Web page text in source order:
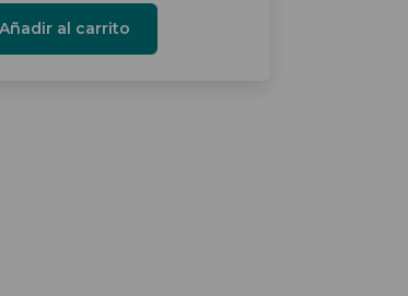
€.
€.
Añadir al carrito